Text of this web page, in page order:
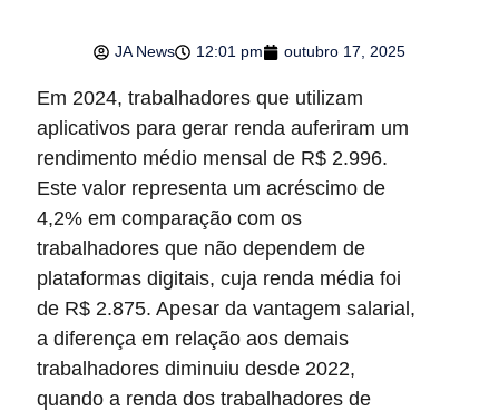
JA News 12:01 pm outubro 17, 2025
Em 2024, trabalhadores que utilizam
aplicativos para gerar renda auferiram um
rendimento médio mensal de R$ 2.996.
Este valor representa um acréscimo de
4,2% em comparação com os
trabalhadores que não dependem de
plataformas digitais, cuja renda média foi
de R$ 2.875. Apesar da vantagem salarial,
a diferença em relação aos demais
trabalhadores diminuiu desde 2022,
quando a renda dos trabalhadores de